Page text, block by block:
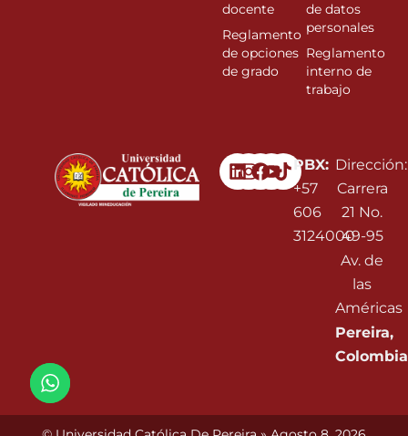
Linkedin
Instagram
Facebook
Youtube
PBX:
+57
606
3124000
Dirección:
Carrera
21 No.
49-95
Av. de
las
Américas
Pereira,
Colombia
docente
Reglamento
de opciones
de grado
de datos
personales
Reglamento
interno de
trabajo